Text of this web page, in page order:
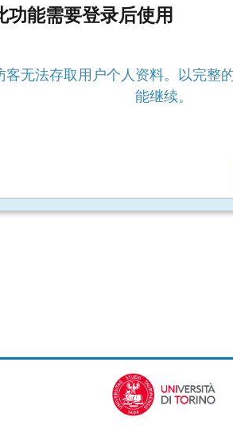
功能需要登录后使用
客无法存取用户个人资料。以完整
能继续。